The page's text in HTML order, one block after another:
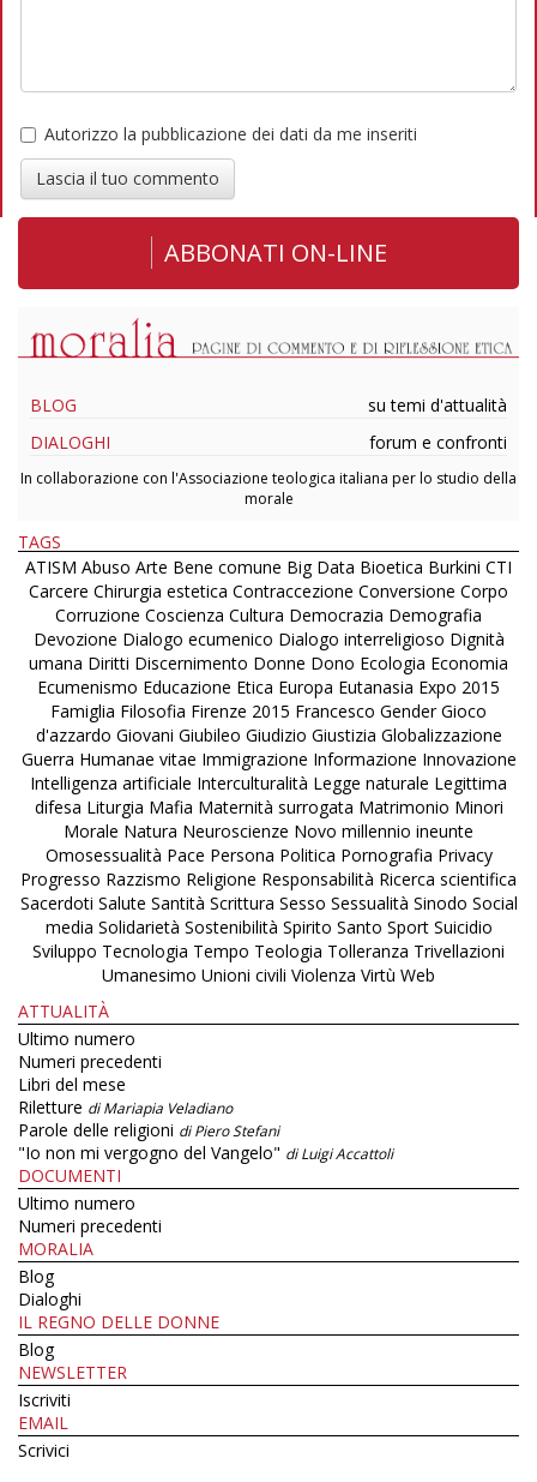
Autorizzo la pubblicazione dei dati da me inseriti
Lascia il tuo commento
ABBONATI ON-LINE
BLOG
su temi d'attualità
DIALOGHI
forum e confronti
In collaborazione con l'Associazione teologica italiana per lo studio della
morale
TAGS
ATISM Abuso Arte Bene comune Big Data Bioetica Burkini CTI
Carcere Chirurgia estetica Contraccezione Conversione Corpo
Corruzione Coscienza Cultura Democrazia Demografia
Devozione Dialogo ecumenico Dialogo interreligioso Dignità
umana Diritti Discernimento Donne Dono Ecologia Economia
Ecumenismo Educazione Etica Europa Eutanasia Expo 2015
Famiglia Filosofia Firenze 2015 Francesco Gender Gioco
d'azzardo Giovani Giubileo Giudizio Giustizia Globalizzazione
Guerra Humanae vitae Immigrazione Informazione Innovazione
Intelligenza artificiale Interculturalità Legge naturale Legittima
difesa Liturgia Mafia Maternità surrogata Matrimonio Minori
Morale Natura Neuroscienze Novo millennio ineunte
Omosessualità Pace Persona Politica Pornografia Privacy
Progresso Razzismo Religione Responsabilità Ricerca scientifica
Sacerdoti Salute Santità Scrittura Sesso Sessualità Sinodo Social
media Solidarietà Sostenibilità Spirito Santo Sport Suicidio
Sviluppo Tecnologia Tempo Teologia Tolleranza Trivellazioni
Umanesimo Unioni civili Violenza Virtù Web
ATTUALITÀ
Ultimo numero
Numeri precedenti
Libri del mese
Riletture di Mariapia Veladiano
Parole delle religioni di Piero Stefani
"Io non mi vergogno del Vangelo" di Luigi Accattoli
DOCUMENTI
Ultimo numero
Numeri precedenti
MORALIA
Blog
Dialoghi
IL REGNO DELLE DONNE
Blog
NEWSLETTER
Iscriviti
EMAIL
Scrivici